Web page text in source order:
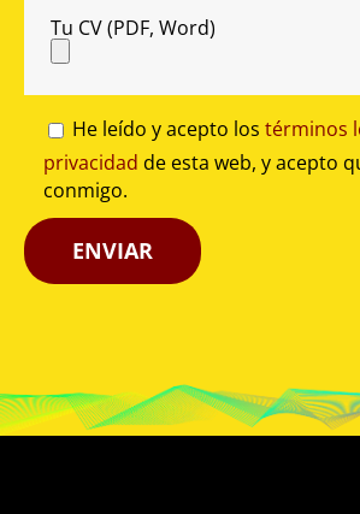
Tu CV (PDF, Word)
He leído y acepto los términos
privacidad de esta web, y acepto
conmigo.